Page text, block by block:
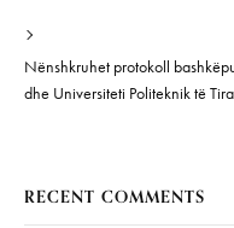
Nënshkruhet protokoll
dhe Universiteti Politeknik të
RECENT COMMENTS